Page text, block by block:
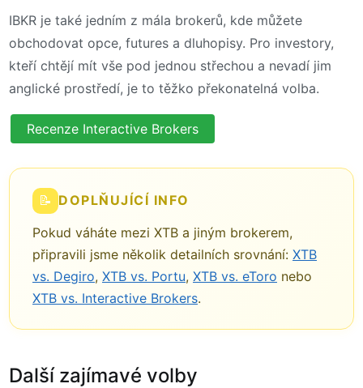
IBKR je také jedním z mála brokerů, kde můžete
obchodovat opce, futures a dluhopisy. Pro investory,
kteří chtějí mít vše pod jednou střechou a nevadí jim
anglické prostředí, je to těžko překonatelná volba.
Recenze Interactive Brokers
📝 DOPLŇUJÍCÍ INFO
Pokud váháte mezi XTB a jiným brokerem,
připravili jsme několik detailních srovnání: XTB
vs. Degiro, XTB vs. Portu, XTB vs. eToro nebo
XTB vs. Interactive Brokers.
Další zajímavé volby